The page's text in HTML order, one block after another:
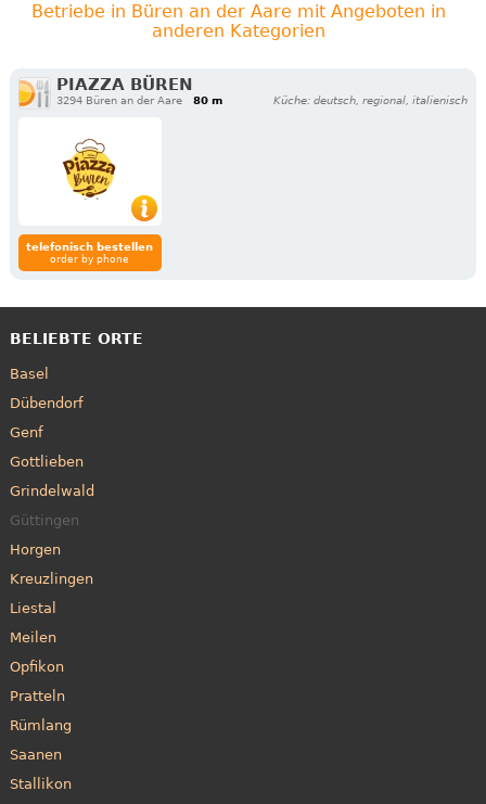
Betriebe in Büren an der Aare mit Angeboten in
anderen Kategorien
PIAZZA BÜREN
3294 Büren an der Aare 80 m Küche: deutsch, regional, italienisch
telefonisch bestellen
order by phone
BELIEBTE ORTE
Basel
Dübendorf
Genf
Gottlieben
Grindelwald
Güttingen
Horgen
Kreuzlingen
Liestal
Meilen
Opfikon
Pratteln
Rümlang
Saanen
Stallikon